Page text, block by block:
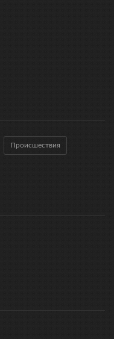
Происшествия